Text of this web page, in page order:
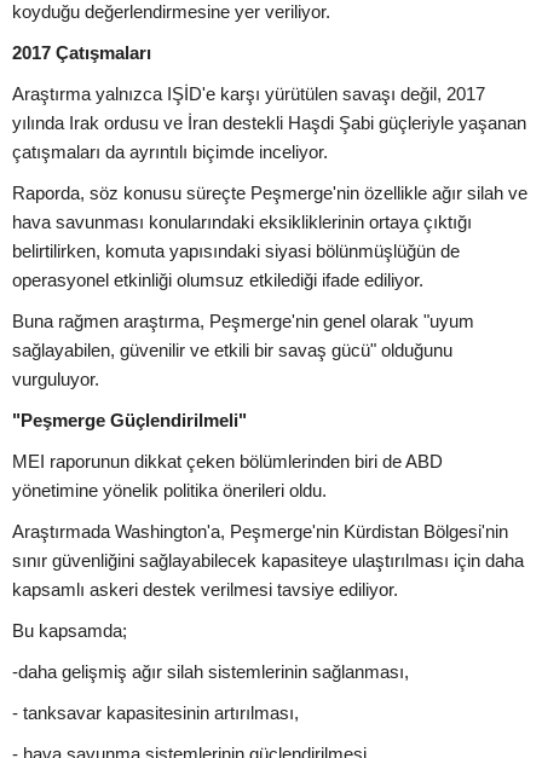
koyduğu değerlendirmesine yer veriliyor.
2017 Çatışmaları
Araştırma yalnızca IŞİD'e karşı yürütülen savaşı değil, 2017
yılında Irak ordusu ve İran destekli Haşdi Şabi güçleriyle yaşanan
çatışmaları da ayrıntılı biçimde inceliyor.
Raporda, söz konusu süreçte Peşmerge'nin özellikle ağır silah ve
hava savunması konularındaki eksikliklerinin ortaya çıktığı
belirtilirken, komuta yapısındaki siyasi bölünmüşlüğün de
operasyonel etkinliği olumsuz etkilediği ifade ediliyor.
Buna rağmen araştırma, Peşmerge'nin genel olarak "uyum
sağlayabilen, güvenilir ve etkili bir savaş gücü" olduğunu
vurguluyor.
"Peşmerge Güçlendirilmeli"
MEI raporunun dikkat çeken bölümlerinden biri de ABD
yönetimine yönelik politika önerileri oldu.
Araştırmada Washington'a, Peşmerge'nin Kürdistan Bölgesi'nin
sınır güvenliğini sağlayabilecek kapasiteye ulaştırılması için daha
kapsamlı askeri destek verilmesi tavsiye ediliyor.
Bu kapsamda;
-daha gelişmiş ağır silah sistemlerinin sağlanması,
- tanksavar kapasitesinin artırılması,